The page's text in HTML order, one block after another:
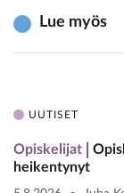
Lue myös
UUTISET
Opiskelijat
heikentynyt